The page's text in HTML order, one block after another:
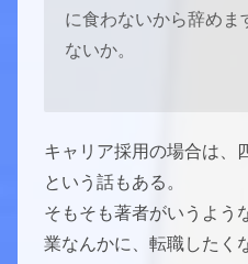
に食わないから辞めま
ないか。
キャリア採用の場合は、
という話もある。
そもそも著者がいうよう
業なんかに、転職したく